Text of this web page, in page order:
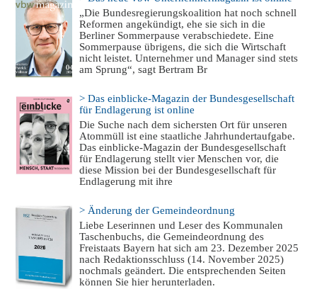
„Die Bundesregierungskoalition hat noch schnell
Reformen angekündigt, ehe sie sich in die
Berliner Sommerpause verabschiedete. Eine
Sommerpause übrigens, die sich die Wirtschaft
nicht leistet. Unternehmer und Manager sind stets
am Sprung“, sagt Bertram Br
> Das einblicke-Magazin der Bundesgesellschaft
für Endlagerung ist online
Die Suche nach dem sichersten Ort für unseren
Atommüll ist eine staatliche Jahrhundertaufgabe.
Das einblicke-Magazin der Bundesgesellschaft
für Endlagerung stellt vier Menschen vor, die
diese Mission bei der Bundesgesellschaft für
Endlagerung mit ihre
> Änderung der Gemeindeordnung
Liebe Leserinnen und Leser des Kommunalen
Taschenbuchs, die Gemeindeordnung des
Freistaats Bayern hat sich am 23. Dezember 2025
nach Redaktionsschluss (14. November 2025)
nochmals geändert. Die entsprechenden Seiten
können Sie hier herunterladen.